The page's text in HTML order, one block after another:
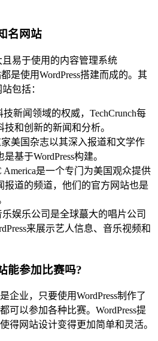
名网站
且易于使用的内容管理系统
是使用WordPress搭建而成的。其
包括：
技新闻领域的权威，TechCrunch每
和创新的新闻和分析。
美国杂志以其深入报道和文学作
基于WordPress构建。
America是一个专门为美国观众提供
报道的频道，他们的官方网站也是
乐娱乐公司是全球蕞大的唱片公司
来展示艺人信息、音乐视频和
能参加比赛吗?
企业，只要使用WordPress制作了
可以参加各种比赛。WordPress提
得网站设计变得更加简单和灵活。